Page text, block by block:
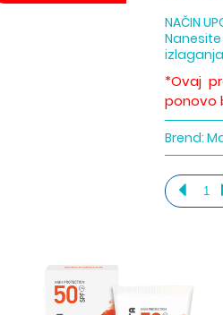
NAČIN
*Ovaj
ponovo
Brend: